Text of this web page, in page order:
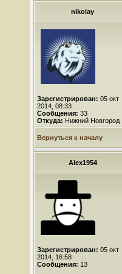
nikolay
Зарегистрирован: 05 окт
2014, 08:33
Сообщения: 33
Откуда: Нижний Новгород
Вернуться к началу
Alex1954
Зарегистрирован: 05 окт
2014, 16:58
Сообщения: 13